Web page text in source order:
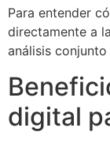
Para entender
directamente a
análisis
digital